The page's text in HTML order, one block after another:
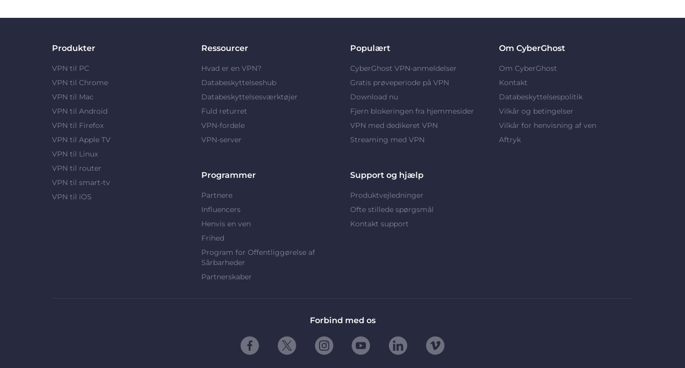
Produkter
VPN til PC
VPN til Chrome
VPN til Mac
VPN til Android
VPN til Firefox
VPN til Apple TV
VPN til Linux
VPN til router
VPN til smart-tv
VPN til iOS
Ressourcer
Hvad er en VPN?
Databeskyttelseshub
Databeskyttelsesværktøjer
Fuld returret
VPN-fordele
VPN-server
Populært
CyberGhost VPN-anmeldelser
Gratis prøveperiode på VPN
Download nu
Fjern blokeringen fra hjemmesider
VPN med dedikeret VPN
Streaming med VPN
Om CyberGhost
Om CyberGhost
Kontakt
Databeskyttelsespolitik
Vilkår og betingelser
Vilkår for henvisning af ven
Aftryk
Programmer
Partnere
Influencers
Henvis en ven
Frihed
Program for Offentliggørelse af
Sårbarheder
Partnerskaber
Support og hjælp
Produktvejledninger
Ofte stillede spørgsmål
Kontakt support
Forbind med os